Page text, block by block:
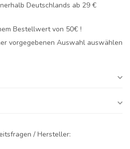
Deutschlands ab 29 €
Bestellwert von 50€ !
vorgegebenen Auswahl auswählen
/ Hersteller: